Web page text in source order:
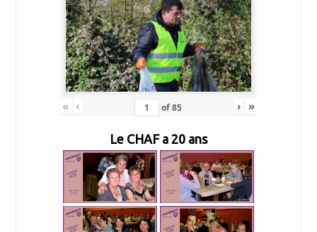
« ‹ of85 › »
Le CHAF a 20 ans